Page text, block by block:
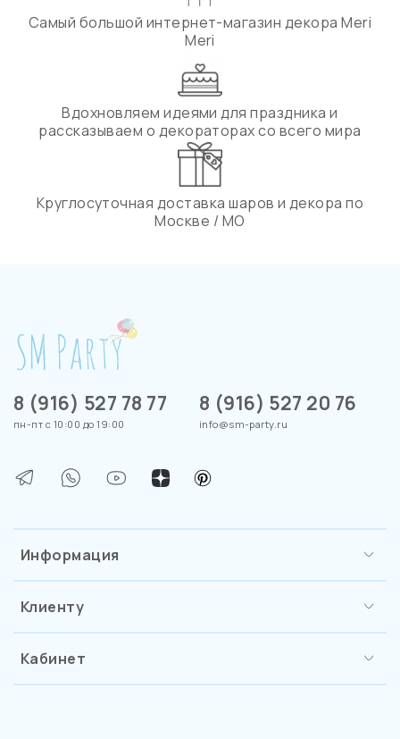
Самый большой интернет-магазин декора Meri
Meri
Вдохновляем идеями для праздника и
рассказываем о декораторах со всего мира
Круглосуточная доставка шаров и декора по
Москве / МО
Информация
Клиенту
Кабинет
8 (916) 527 78 77
пн-пт с 10:00 до 19:00
8 (916) 527 20 76
info@sm-party.ru